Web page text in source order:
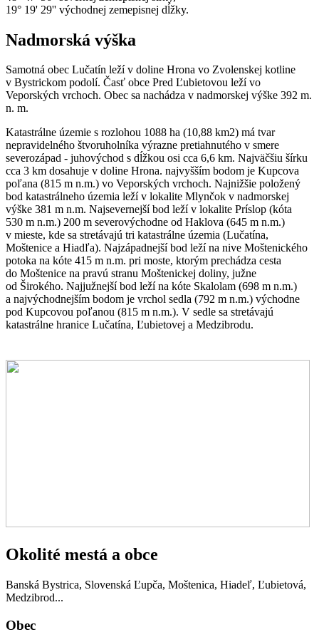
19° 19' 29'' východnej zemepisnej dĺžky.
Nadmorská výška
Samotná obec Lučatín leží v doline Hrona vo Zvolenskej kotline
v Bystrickom podolí. Časť obce Pred Ľubietovou leží vo
Veporských vrchoch. Obec sa nachádza v nadmorskej výške 392 m.
n. m.
Katastrálne územie s rozlohou 1088 ha (10,88 km2) má tvar
nepravidelného štvoruholníka výrazne pretiahnutého v smere
severozápad - juhovýchod s dĺžkou osi cca 6,6 km. Najväčšiu šírku
cca 3 km dosahuje v doline Hrona. najvyšším bodom je Kupcova
poľana (815 m n.m.) vo Veporských vrchoch. Najnižšie položený
bod katastrálneho územia leží v lokalite Mlynčok v nadmorskej
výške 381 m n.m. Najsevernejší bod leží v lokalite Príslop (kóta
530 m n.m.) 200 m severovýchodne od Haklova (645 m n.m.)
v mieste, kde sa stretávajú tri katastrálne územia (Lučatína,
Moštenice a Hiadľa). Najzápadnejší bod leží na nive Moštenického
potoka na kóte 415 m n.m. pri moste, ktorým prechádza cesta
do Moštenice na pravú stranu Moštenickej doliny, južne
od Širokého. Najjužnejší bod leží na kóte Skalolam (698 m n.m.)
a najvýchodnejším bodom je vrchol sedla (792 m n.m.) východne
pod Kupcovou poľanou (815 m n.m.). V sedle sa stretávajú
katastrálne hranice Lučatína, Ľubietovej a Medzibrodu.
Okolité mestá a obce
Banská Bystrica, Slovenská Ľupča, Moštenica, Hiadeľ, Ľubietová,
Medzibrod...
Obec